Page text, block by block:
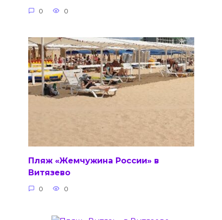
0 0
Пляж «Жемчужина России» в
Витязево
0 0